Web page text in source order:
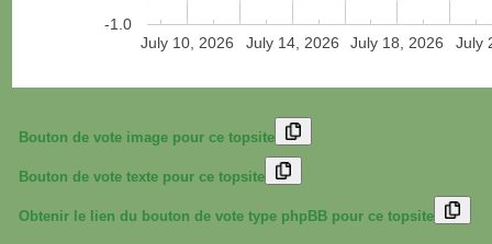
July 10, 2026 July 14, 2026 July 18, 2026 July
-1.0
Bouton de vote image pour ce topsite
Bouton de vote texte pour ce topsite
Obtenir le lien du bouton de vote type phpBB pour ce topsite